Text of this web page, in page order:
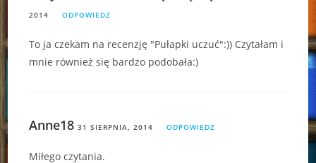
2014
ODPOWIEDZ
To ja czekam na recenzję "Pułapki uczuć":)) Czytałam i
mnie również się bardzo podobała:)
Anne18 31 SIERPNIA, 2014 ODPOWIEDZ
Miłego czytania.